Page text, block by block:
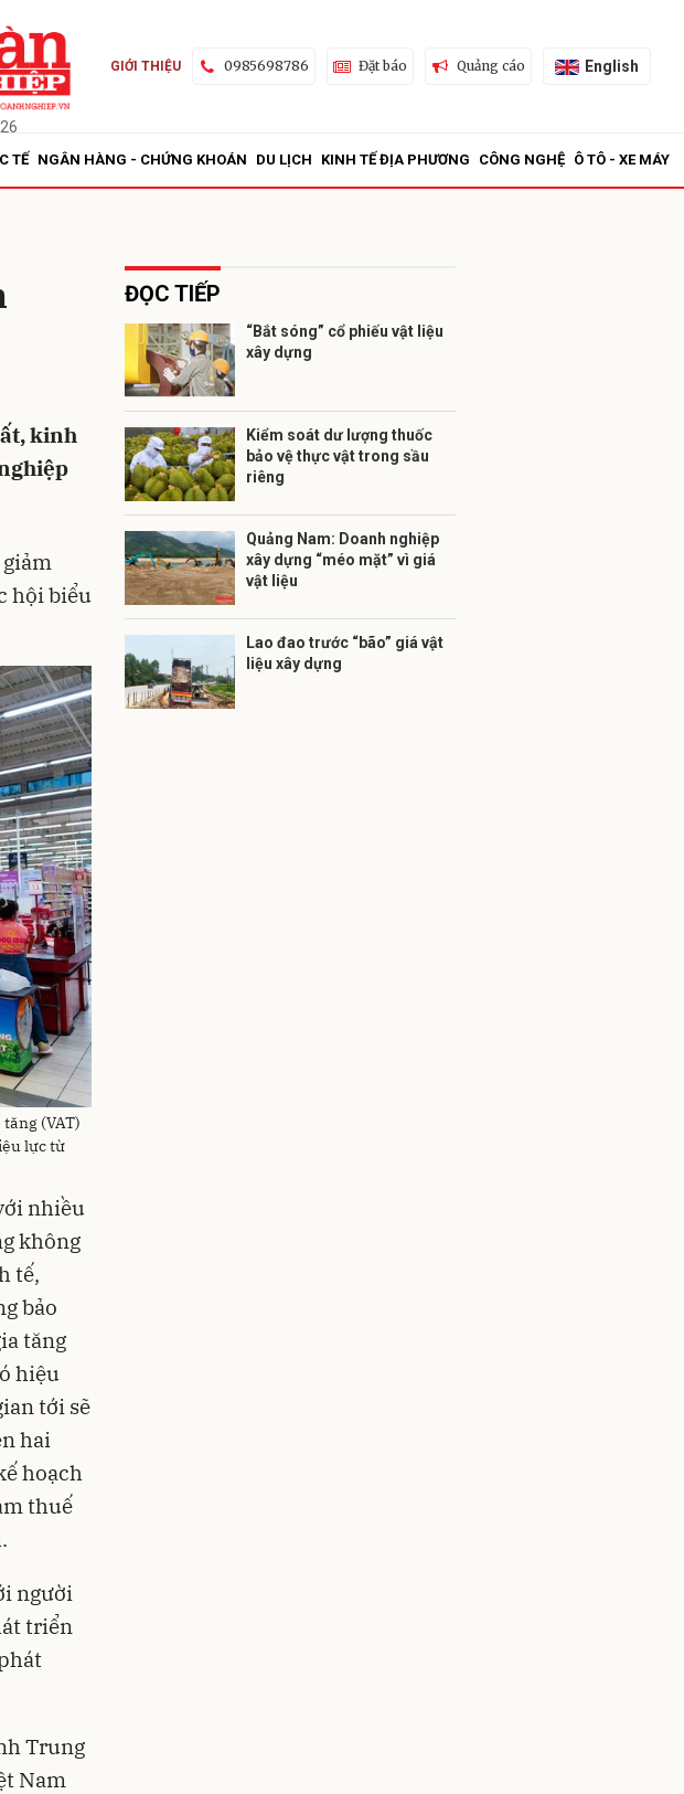
GIỚI THIỆU 0985698786 Đặt báo Quảng cáo English
TẾ NGÂN HÀNG - CHỨNG KHOÁN DU LỊCH KINH TẾ ĐỊA PHƯƠNG CÔNG NGHỆ Ô TÔ - XE MÁY
kinh
hội biểu
(VAT)
lực từ
nhiều
không
tế,
bảo
tăng
hiệu
tới sẽ
hai
hoạch
thuế
người
triển
Trung
Nam
ĐỌC TIẾP
“Bắt sóng” cổ phiếu vật liệu
xây dựng
Kiểm soát dư lượng thuốc
bảo vệ thực vật trong sầu
riêng
Quảng Nam: Doanh nghiệp
xây dựng “méo mặt” vì giá
vật liệu
Lao đao trước “bão” giá vật
liệu xây dựng
Gửi